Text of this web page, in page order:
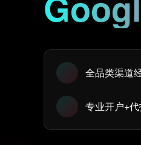
全品类渠道
专业开户+